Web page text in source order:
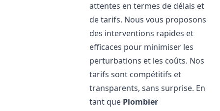
attentes en termes de délais et
de tarifs. Nous vous proposons
des interventions rapides et
efficaces pour minimiser les
perturbations et les coûts. Nos
tarifs sont compétitifs et
transparents, sans surprise. En
tant que Plombier